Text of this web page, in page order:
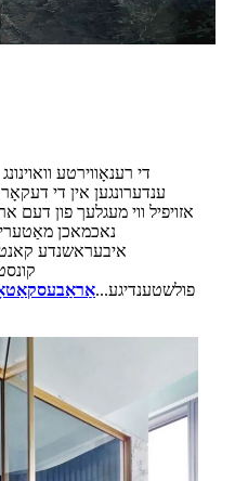
די רענאָווירטע
ענדערונגען אין די
אזויפיל ווי מעגלעך פון דעם
נאכמאכן
איבעראשנדע
פולשטענדיגע...אַראַבעסקאַטאָ